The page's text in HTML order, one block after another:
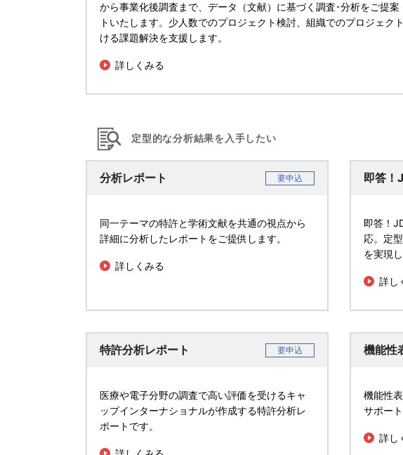
から事業化後調査まで、データ（文献）に基づく調査･分析をご提案
トいたします。少人数でのプロジェクト検討、組織でのプロジェク
ける課題解決を支援します。
詳しくみる
定型的な分析結果を入手したい
分析レポート 要申込
同一テーマの特許と学術文献を共通の視点から
詳細に分析したレポートをご提供します。
詳しくみる
即答！
即答！
応。定
を実現し
詳し
特許分析レポート 要申込
医療や電子分野の調査で高い評価を受けるキャ
ップインターナショナルが作成する特許分析レ
ポートです。
機能性
機能性
サポート
詳し